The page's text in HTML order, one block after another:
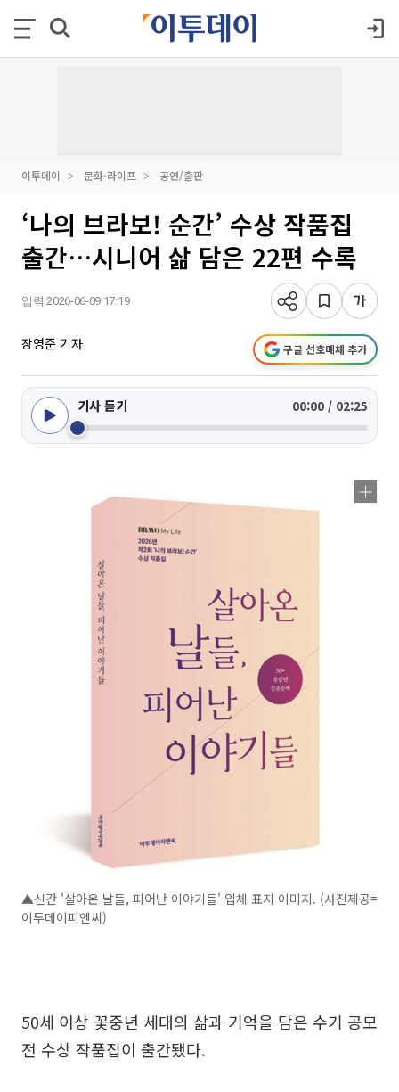
이투데이 문화·라이프 공연/출판
‘나의 브라보! 순간’ 수상 작품집
출간…시니어 삶 담은 22편 수록
입력 2026-06-09 17:19
장영준 기자 구글 선호매체 추가
기사 듣기 00:00 / 02:25
▲신간 '살아온 날들, 피어난 이야기들' 입체 표지 이미지. (사진제공=
이투데이피엔씨)
50세 이상 꽃중년 세대의 삶과 기억을 담은 수기 공모
전 수상 작품집이 출간됐다.